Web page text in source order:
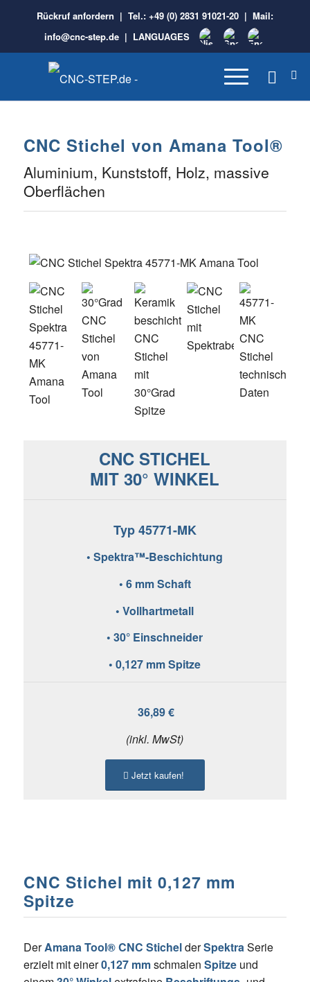
Rückruf anfordern | Tel.: +49 (0) 2831 91021-20| Mail:
info@cnc-step.de | LANGUAGES
CNC Stichel von Amana Tool®
Aluminium, Kunststoff, Holz, massive
Oberflächen
CNC STICHEL
MIT 30° WINKEL
Typ 45771-MK
• Spektra™-Beschichtung
• 6 mm Schaft
• Vollhartmetall
• 30° Einschneider
• 0,127 mm Spitze
36,89 €
(inkl. MwSt)
Jetzt kaufen!
CNC Stichel mit 0,127 mm
Spitze
DerAmana Tool® CNC StichelderSpektra Serie
erzielt mit einer0,127 mmschmalen Spitzeund